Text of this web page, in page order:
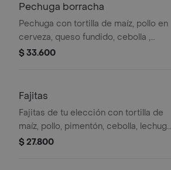
Pechuga borracha
Pechuga con tortilla de maíz, pollo en
cerveza, queso fundido, cebolla ,
lechuga, guacamole y pico de gallo
$ 33.600
Fajitas
Fajitas de tu elección con tortilla de
maíz, pollo, pimentón, cebolla, lechuga,
guacamole y pico de gallo.
$ 27.800